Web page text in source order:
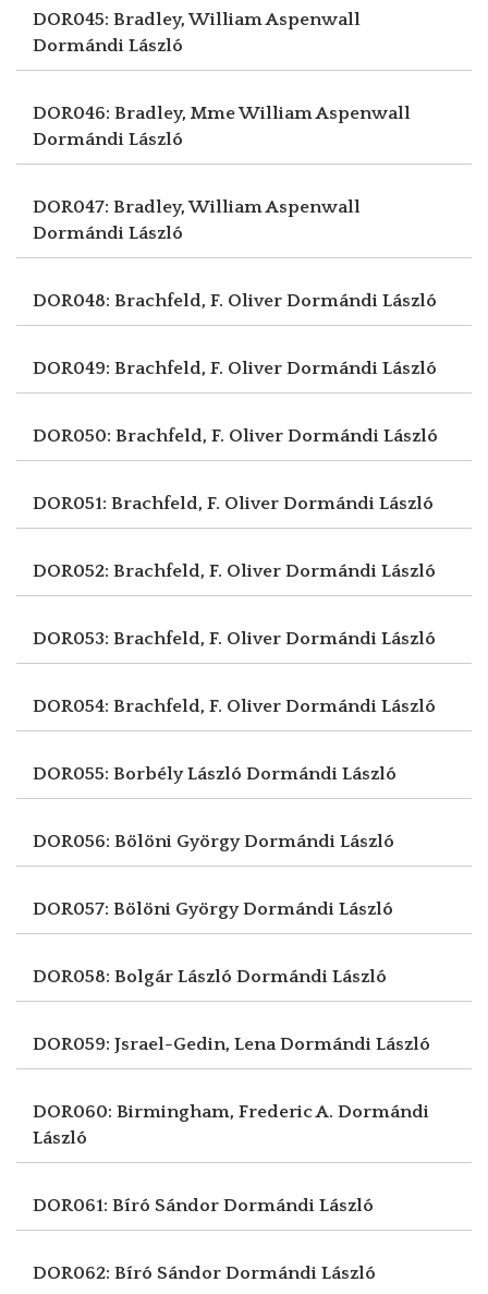
DOR045: Bradley, William Aspenwall
Dormándi László
DOR046: Bradley, Mme William Aspenwall
Dormándi László
DOR047: Bradley, William Aspenwall
Dormándi László
DOR048: Brachfeld, F. Oliver Dormándi László
DOR049: Brachfeld, F. Oliver Dormándi László
DOR050: Brachfeld, F. Oliver Dormándi László
DOR051: Brachfeld, F. Oliver Dormándi László
DOR052: Brachfeld, F. Oliver Dormándi László
DOR053: Brachfeld, F. Oliver Dormándi László
DOR054: Brachfeld, F. Oliver Dormándi László
DOR055: Borbély László Dormándi László
DOR056: Bölöni GyörgyDormándi László
DOR057: Bölöni GyörgyDormándi László
DOR058: Bolgár László Dormándi László
DOR059: Jsrael-Gedin, LenaDormándi László
DOR060: Birmingham, Frederic A. Dormándi
László
DOR061: Bíró Sándor Dormándi László
DOR062: Bíró Sándor Dormándi László